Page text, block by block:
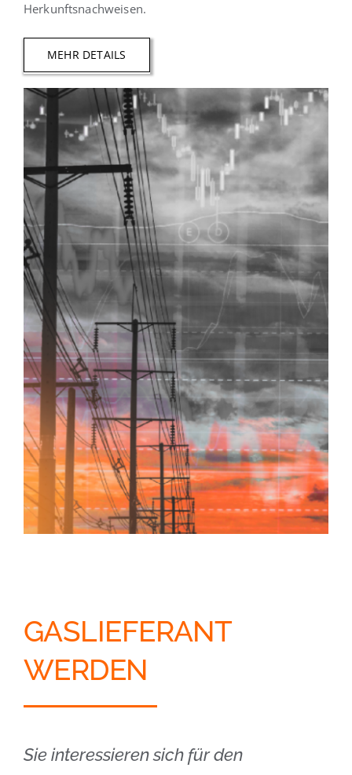
Herkunftsnachweisen.
MEHR DETAILS
GASLIEFERANT
WERDEN
Sie interessieren sich für den